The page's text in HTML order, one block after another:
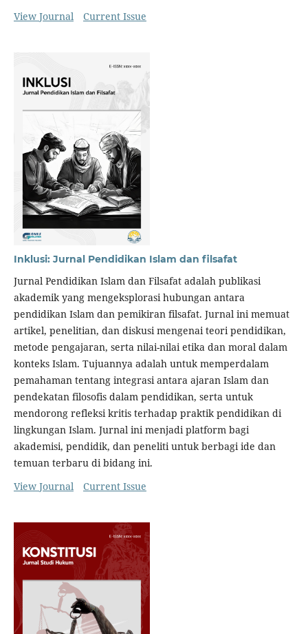
View Journal
Current Issue
Inklusi: Jurnal Pendidikan Islam dan filsafat
Jurnal Pendidikan Islam dan Filsafat adalah publikasi
akademik yang mengeksplorasi hubungan antara
pendidikan Islam dan pemikiran filsafat. Jurnal ini memuat
artikel, penelitian, dan diskusi mengenai teori pendidikan,
metode pengajaran, serta nilai-nilai etika dan moral dalam
konteks Islam. Tujuannya adalah untuk memperdalam
pemahaman tentang integrasi antara ajaran Islam dan
pendekatan filosofis dalam pendidikan, serta untuk
mendorong refleksi kritis terhadap praktik pendidikan di
lingkungan Islam. Jurnal ini menjadi platform bagi
akademisi, pendidik, dan peneliti untuk berbagi ide dan
temuan terbaru di bidang ini.
View Journal
Current Issue